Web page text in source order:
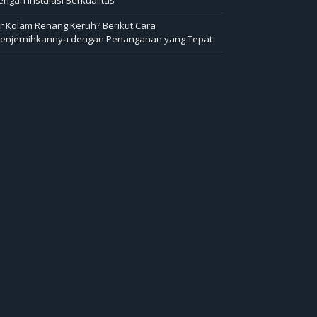
Kolam Renang Keruh? Berikut Cara
dengan Penanganan yang Tepat